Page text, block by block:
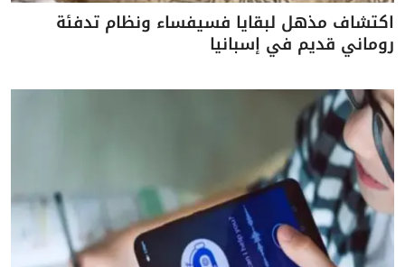
اكتشاف مذهل لبقايا فسيفساء ونظام تدفئة
روماني قديم في إسبانيا